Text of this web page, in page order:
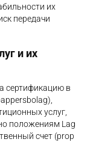
их
передачи
и их
сертификацию в
услуг,
положениям Lag
счет (prop